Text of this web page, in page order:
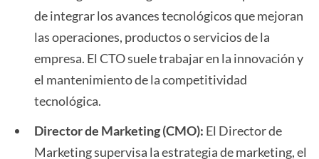
de integrar los avances tecnológicos que mejoran
las operaciones, productos o servicios de la
empresa. El CTO suele trabajar en la innovación y
el mantenimiento de la competitividad
tecnológica.
Director de Marketing (CMO): El Director de
Marketing supervisa la estrategia de marketing, el